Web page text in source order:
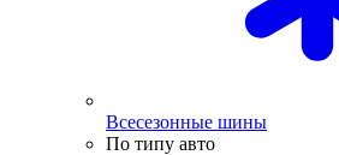
Всесезонные шины
По типу авто